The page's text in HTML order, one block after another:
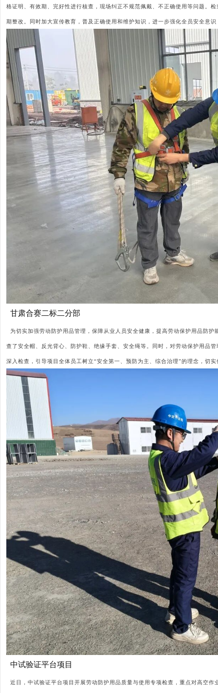
格证明、有效期、完好性进行核查，现场纠正不规范佩戴、不正确使用等问题。
期整改。同时加大宣传教育，普及正确使用和维护知识，进一步强化全员安全意
甘肃合赛二标二分部
为切实加强劳动防护用品管理，保障从业人员安全健康，提高劳动保护用品防
查了安全帽、反光背心、防护鞋、绝缘手套、安全绳等。同时，对劳动保护用品
深入检查，引导项目全体员工树立“安全第一、预防为主、综合治理”的理念，切
中试验证平台项目
近日，中试验证平台项目开展劳动防护用品质量与使用专项检查，重点对高空